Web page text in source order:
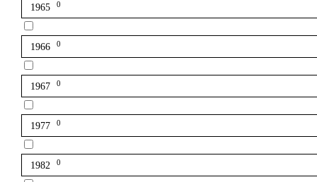
1965 0
1966 0
1967 0
1977 0
1982 0